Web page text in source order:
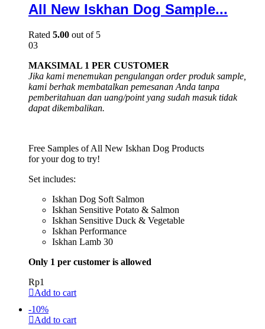
All New Iskhan Dog Sample...
Rated 5.00 out of 5
03
MAKSIMAL 1 PER CUSTOMER
Jika kami menemukan pengulangan order produk sample,
kami berhak membatalkan pemesanan Anda tanpa
pemberitahuan dan uang/point yang sudah masuk tidak
dapat dikembalikan.
Free Samples of All New Iskhan Dog Products
for your dog to try!
Set includes:
Iskhan Dog Soft Salmon
Iskhan Sensitive Potato & Salmon
Iskhan Sensitive Duck & Vegetable
Iskhan Performance
Iskhan Lamb 30
Only 1 per customer is allowed
Rp1
Add to cart
-10%
Add to cart